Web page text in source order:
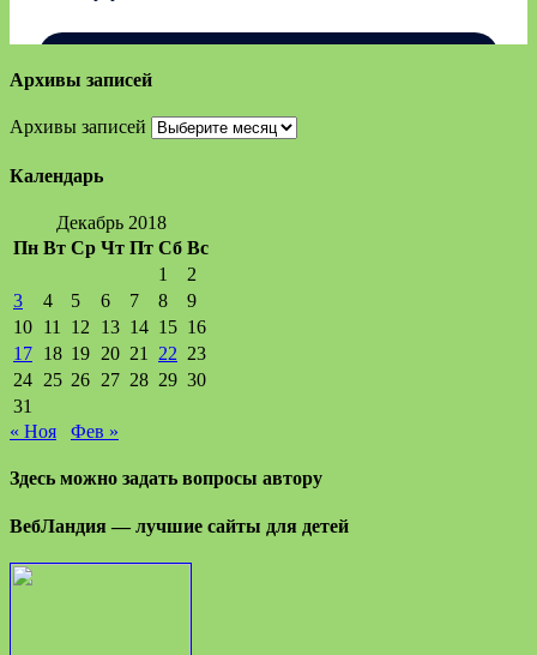
Архивы записей
Архивы записей
Календарь
Декабрь 2018
Пн Вт Ср Чт Пт Сб Вс
1
2
3
4 5 6 7 8
9
10 11 12 13 14 15 16
17 18 19 20 21 22 23
24 25 26 27 28 29 30
31
« Ноя
Фев »
Здесь можно задать вопросы автору
ВебЛандия — лучшие сайты для детей